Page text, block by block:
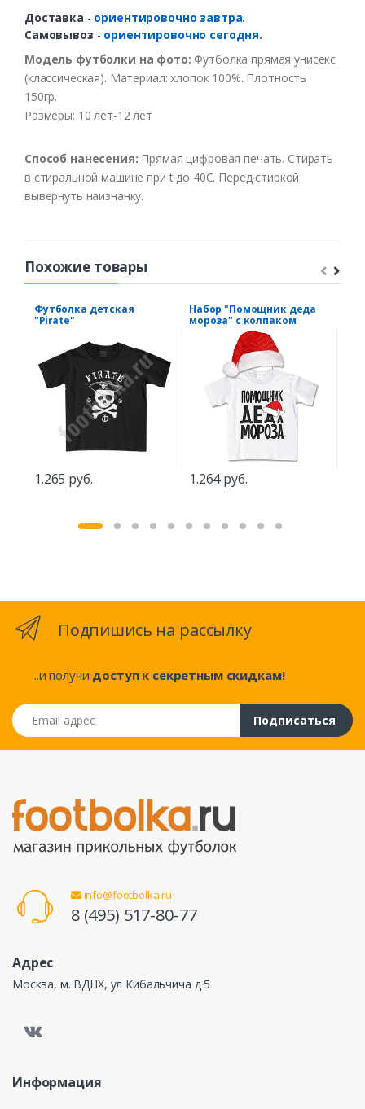
Доставка - ориентировочно завтра.
Самовывоз - ориентировочно сегодня.
Модель футболки на фото: Футболка прямая унисекс
(классическая). Материал: хлопок 100%. Плотность
150гр.
Размеры: 10 лет-12 лет
Способ нанесения: Прямая цифровая печать. Стирать
в стиральной машине при t до 40С. Перед стиркой
вывернуть наизнанку.
Похожие товары
Футболка детская
"Pirate"
1.265 руб.
Набор "Помощник деда
мороза" с колпаком
1.264 руб.
Подпишись на рассылку
...и получи доступ к секретным скидкам!
Email адрес
Подписаться
info@footbolka.ru
8 (495) 517-80-77
Адрес
Москва, м. ВДНХ, ул Кибальчича д 5
Информация